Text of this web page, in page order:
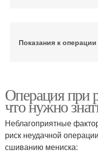
Показания к операции
Операции на мениске
Абсолютные
Операция при
что нужно
Неблагоприятные
риск неудачной
сшиванию мениска: